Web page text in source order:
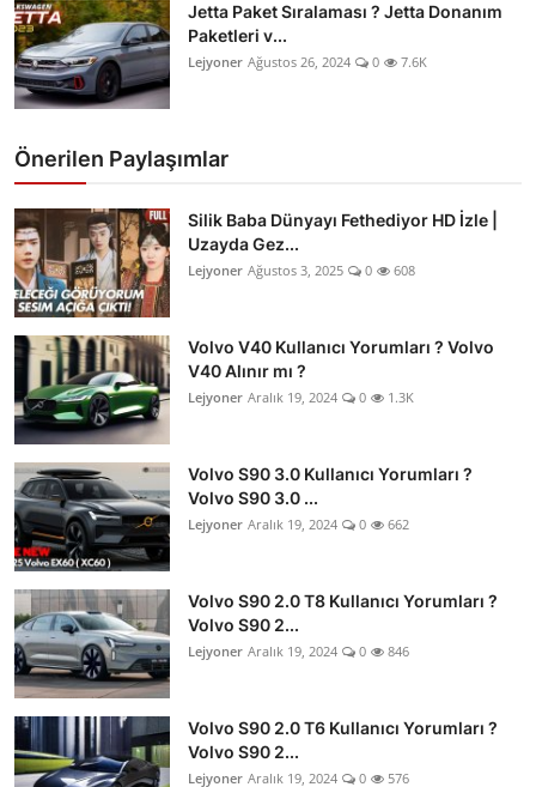
Jetta Paket Sıralaması ? Jetta Donanım
Paketleri v...
Lejyoner Ağustos 26, 2024 0 7.6K
Önerilen Paylaşımlar
Silik Baba Dünyayı Fethediyor HD İzle |
Uzayda Gez...
Lejyoner Ağustos 3, 2025 0 608
Volvo V40 Kullanıcı Yorumları ? Volvo
V40 Alınır mı ?
Lejyoner Aralık 19, 2024 0 1.3K
Volvo S90 3.0 Kullanıcı Yorumları ?
Volvo S90 3.0 ...
Lejyoner Aralık 19, 2024 0 662
Volvo S90 2.0 T8 Kullanıcı Yorumları ?
Volvo S90 2...
Lejyoner Aralık 19, 2024 0 846
Volvo S90 2.0 T6 Kullanıcı Yorumları ?
Volvo S90 2...
Lejyoner Aralık 19, 2024 0 576